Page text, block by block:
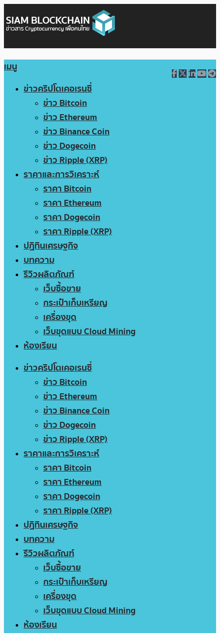
เมนู
ข่าวคริปโตเคอเรนซี่
ข่าว Bitcoin
ข่าว Ethereum
ข่าว Binance Coin
ข่าว Dogecoin
ข่าว Ripple (XRP)
ราคาและการวิเคราะห์
ราคา Bitcoin
ราคา Ethereum
ราคา Dogecoin
ราคา Ripple (XRP)
ปฏิทินเศรษฐกิจ
บทความ
รีวิวผลิตภัณฑ์
เว็บซื้อขาย
กระเป๋าเก็บเหรียญ
เครื่องขุด
เว็บขุดแบบ Cloud Mining
ห้องเรียน
ข่าวคริปโตเคอเรนซี่
ข่าว Bitcoin
ข่าว Ethereum
ข่าว Binance Coin
ข่าว Dogecoin
ข่าว Ripple (XRP)
ราคาและการวิเคราะห์
ราคา Bitcoin
ราคา Ethereum
ราคา Dogecoin
ราคา Ripple (XRP)
ปฏิทินเศรษฐกิจ
บทความ
รีวิวผลิตภัณฑ์
เว็บซื้อขาย
กระเป๋าเก็บเหรียญ
เครื่องขุด
เว็บขุดแบบ Cloud Mining
ห้องเรียน